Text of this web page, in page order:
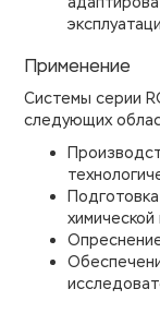
Применение
Системы серии
следующих